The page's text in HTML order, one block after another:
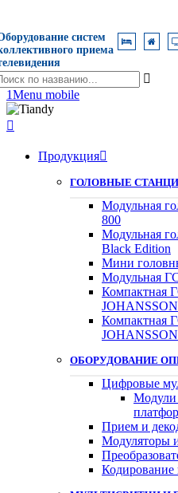
систем
приема

1Menu mobile

Продукция
ГОЛОВНЫЕ
Модульная
800
Модульная
Black Edition
Мини
Модульная
Компактная
JOHANSSON
Компактная
JOHANSSON
ОБОРУДОВАНИЕ
Цифровые
Модули
Прием и
Модуляторы
Кодирование